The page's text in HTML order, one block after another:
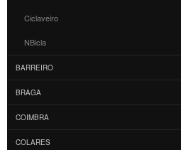
Ciclaveiro
NBicla
BARREIRO
BRAGA
COIMBRA
COLARES